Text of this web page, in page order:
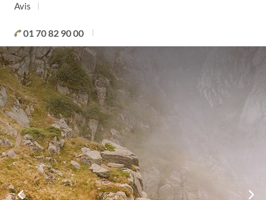
Avis
01 70 82 90 00